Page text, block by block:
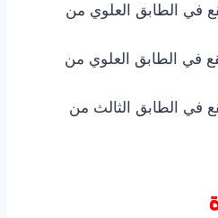
في الطابق العلوي من
في الطابق العلوي من
في الطابق الثالث من